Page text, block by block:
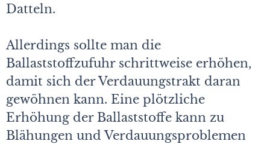
Datteln.
Allerdings sollte man die
Ballaststoffzufuhr schrittweise erhöhen,
damit sich der Verdauungstrakt daran
gewöhnen kann. Eine plötzliche
Erhöhung der Ballaststoffe kann zu
Blähungen und Verdauungsproblemen